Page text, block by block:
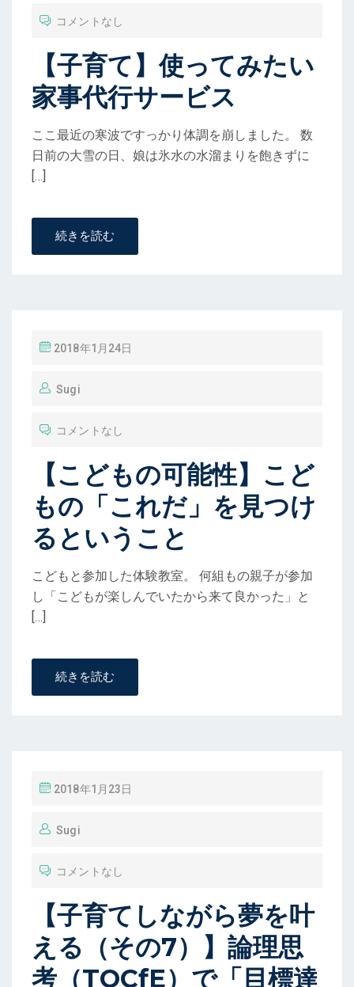
コメントなし
【子育て】使ってみたい
家事代行サービス
ここ最近の寒波ですっかり体調を崩しました。 数
日前の大雪の日、娘は氷水の水溜まりを飽きずに
[…]
続きを読む
投
2018年1月24日
Sugi
コメントなし
【こどもの可能性】こど
もの「これだ」を見つけ
るということ
こどもと参加した体験教室。 何組もの親子が参加
し「こどもが楽しんでいたから来て良かった」と
[…]
続きを読む
投
2018年1月23日
Sugi
コメントなし
【子育てしながら夢を叶
える（その7）】論理思
考（TOCfE）で「目標達